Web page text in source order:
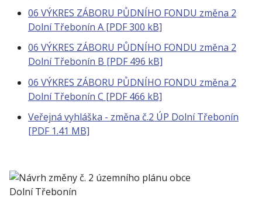
06 VÝKRES ZÁBORU PŮDNÍHO FONDU změna 2
Dolní Třebonín A [PDF 300 kB]
06 VÝKRES ZÁBORU PŮDNÍHO FONDU změna 2
Dolní Třebonín B [PDF 496 kB]
06 VÝKRES ZÁBORU PŮDNÍHO FONDU změna 2
Dolní Třebonín C [PDF 466 kB]
Veřejná vyhláška - změna č.2 ÚP Dolní Třebonín
[PDF 1.41 MB]